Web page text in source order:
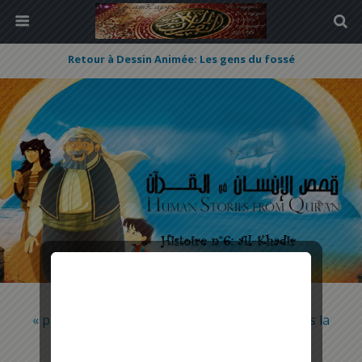
Retour à Dessin Animée: Les gens du fossé
« précédent dans la bibliothèque
suivant dans la